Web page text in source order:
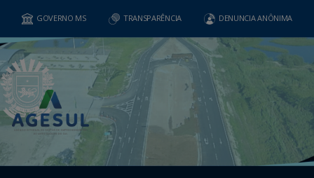
GOVERNO MS TRANSPARÊNCIA DENUNCIA ANÔNIMA